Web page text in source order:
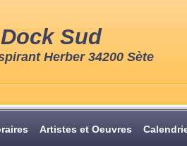
Sud
Herber 34200 Sète
Artistes et Oeuvres